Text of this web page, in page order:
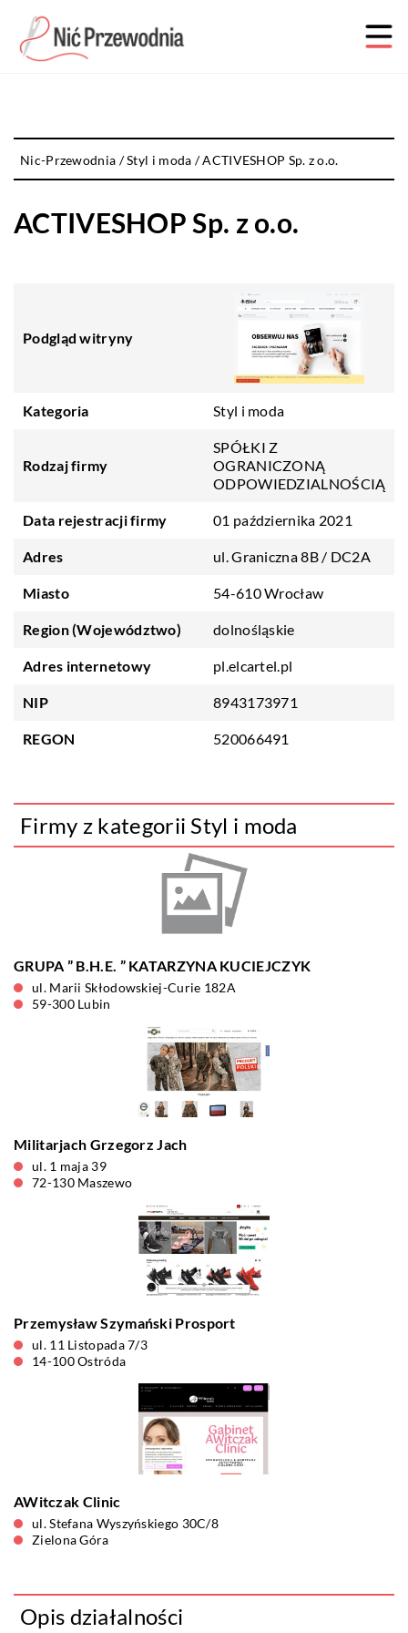
Nic-Przewodnia /Styl i moda /ACTIVESHOP Sp. z o.o.
ACTIVESHOP Sp. z o.o.
Podgląd witryny
Kategoria Styl i moda
Rodzaj firmy
SPÓŁKI Z
OGRANICZONĄ
ODPOWIEDZIALNOŚCIĄ
Data rejestracji firmy 01 października 2021
Adres ul. Graniczna 8B / DC2A
Miasto 54-610 Wrocław
Region (Województwo) dolnośląskie
Adres internetowy pl.elcartel.pl
NIP 8943173971
REGON 520066491
Firmy z kategorii Styl i moda
GRUPA ” B.H.E. ” KATARZYNA KUCIEJCZYK
ul. Marii Skłodowskiej-Curie 182A
59-300 Lubin
Militarjach Grzegorz Jach
ul. 1 maja 39
72-130 Maszewo
Przemysław Szymański Prosport
ul. 11 Listopada 7/3
14-100 Ostróda
AWitczak Clinic
ul. Stefana Wyszyńskiego 30C/8
Zielona Góra
Opis działalności